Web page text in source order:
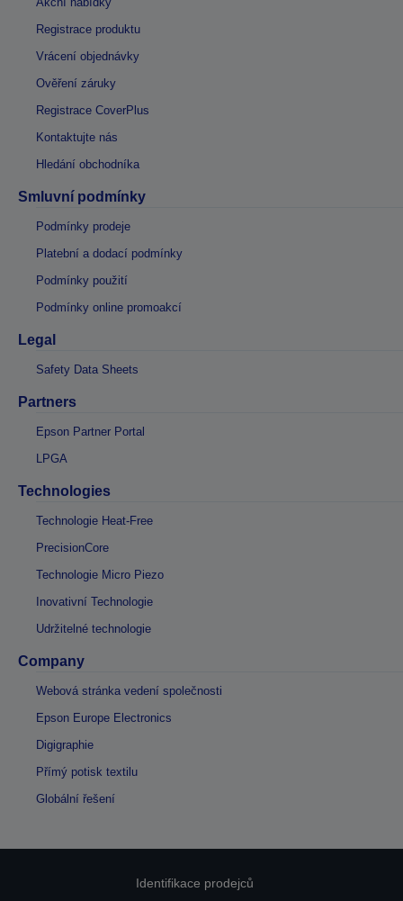
Registrace produktu
Vrácení objednávky
Ověření záruky
Registrace CoverPlus
Kontaktujte nás
Hledání obchodníka
Smluvní podmínky
Podmínky prodeje
Platební a dodací podmínky
Podmínky použití
Podmínky online promoakcí
Legal
Safety Data Sheets
Partners
Epson Partner Portal
LPGA
Technologies
Technologie Heat-Free
PrecisionCore
Technologie Micro Piezo
Inovativní Technologie
Udržitelné technologie
Company
Webová stránka vedení společnosti
Epson Europe Electronics
Digigraphie
Přímý potisk textilu
Globální řešení
Identifikace prodejců